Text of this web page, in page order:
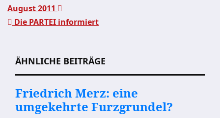
August 2011
Die PARTEI informiert
ÄHNLICHE BEITRÄGE
Friedrich Merz: eine
umgekehrte Furzgrundel?